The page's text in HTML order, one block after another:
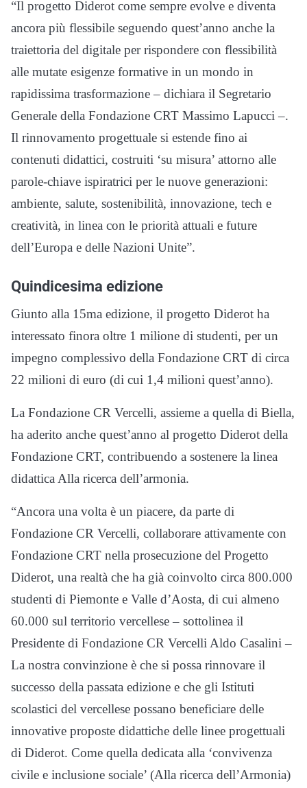
“Il progetto Diderot come sempre evolve e diventa
ancora più flessibile seguendo quest’anno anche la
traiettoria del digitale per rispondere con flessibilità
alle mutate esigenze formative in un mondo in
rapidissima trasformazione – dichiara il Segretario
Generale della Fondazione CRT Massimo Lapucci –.
Il rinnovamento progettuale si estende fino ai
contenuti didattici, costruiti ‘su misura’ attorno alle
parole-chiave ispiratrici per le nuove generazioni:
ambiente, salute, sostenibilità, innovazione, tech e
creatività, in linea con le priorità attuali e future
dell’Europa e delle Nazioni Unite”.
Quindicesima edizione
Giunto alla 15ma edizione, il progetto Diderot ha
interessato finora oltre 1 milione di studenti, per un
impegno complessivo della Fondazione CRT di circa
22 milioni di euro (di cui 1,4 milioni quest’anno).
La Fondazione CR Vercelli, assieme a quella di Biella,
ha aderito anche quest’anno al progetto Diderot della
Fondazione CRT, contribuendo a sostenere la linea
didattica Alla ricerca dell’armonia.
“Ancora una volta è un piacere, da parte di
Fondazione CR Vercelli, collaborare attivamente con
Fondazione CRT nella prosecuzione del Progetto
Diderot, una realtà che ha già coinvolto circa 800.000
studenti di Piemonte e Valle d’Aosta, di cui almeno
60.000 sul territorio vercellese – sottolinea il
Presidente di Fondazione CR Vercelli Aldo Casalini –
La nostra convinzione è che si possa rinnovare il
successo della passata edizione e che gli Istituti
scolastici del vercellese possano beneficiare delle
innovative proposte didattiche delle linee progettuali
di Diderot. Come quella dedicata alla ‘convivenza
civile e inclusione sociale’ (Alla ricerca dell’Armonia)